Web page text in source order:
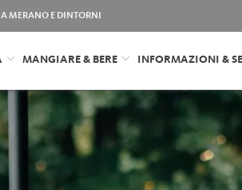
MERANO E DINTORNI
MANGIARE & BERE INFORMAZIONI &